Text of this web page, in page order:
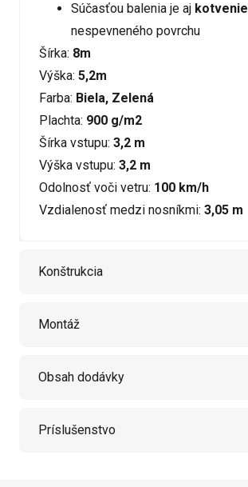
Súčasťou balenia je aj kotvenie
nespevneného povrchu
Šírka: 8m
Výška: 5,2m
Farba: Biela, Zelená
Plachta: 900 g/m2
Šírka vstupu: 3,2 m
Výška vstupu: 3,2 m
Odolnosť voči vetru: 100 km/h
Vzdialenosť medzi nosníkmi: 3,05 m
Konštrukcia
Montáž
Obsah dodávky
Príslušenstvo